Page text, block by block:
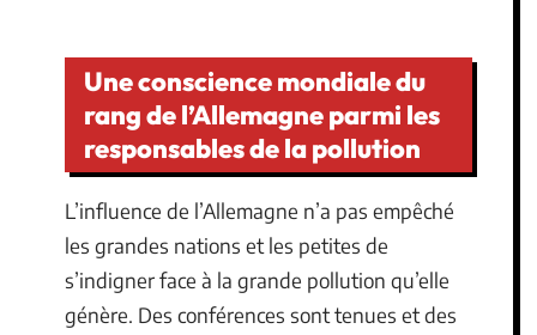
Une conscience mondiale du
rang de l’Allemagne parmi les
responsables de la pollution
L’influence de l’Allemagne n’a pas empêché
les grandes nations et les petites de
s’indigner face à la grande pollution qu’elle
génère. Des conférences sont tenues et des